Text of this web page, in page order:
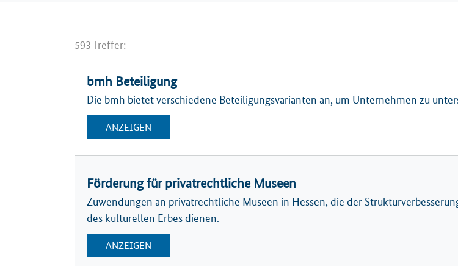
593 Treffer:
bmh Beteiligung
Die bmh bietet verschiedene Beteiligungsvarianten an, um Unternehmen zu
ANZEIGEN
Förderung für privatrechtliche Museen
Zuwendungen an privatrechtliche Museen in Hessen, die der
des kulturellen Erbes dienen.
ANZEIGEN